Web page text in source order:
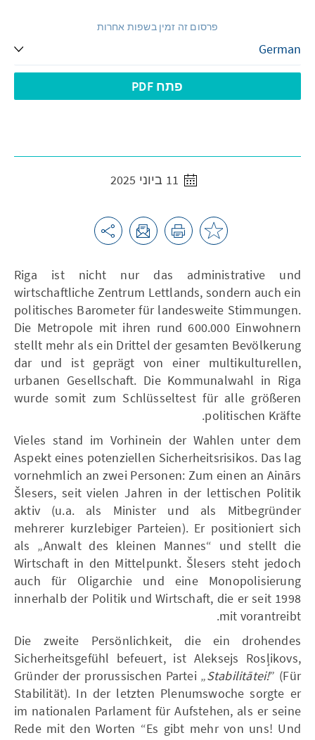
פרסום זה זמין בשפות אחרות
פתח PDF
Riga ist nicht nur das administrative und
wirtschaftliche Zentrum Lettlands, sondern auch ein
politisches Barometer für landesweite Stimmungen.
Die Metropole mit ihren rund 600.000 Einwohnern
stellt mehr als ein Drittel der gesamten Bevölkerung
dar und ist geprägt von einer multikulturellen,
urbanen Gesellschaft. Die Kommunalwahl in Riga
wurde somit zum Schlüsseltest für alle größeren
politischen Kräfte.
Vieles stand im Vorhinein der Wahlen unter dem
Aspekt eines potenziellen Sicherheitsrisikos. Das lag
vornehmlich an zwei Personen: Zum einen an Ainārs
Šlesers, seit vielen Jahren in der lettischen Politik
aktiv (u.a. als Minister und als Mitbegründer
mehrerer kurzlebiger Parteien). Er positioniert sich
als „Anwalt des kleinen Mannes“ und stellt die
Wirtschaft in den Mittelpunkt. Šlesers steht jedoch
auch für Oligarchie und eine Monopolisierung
innerhalb der Politik und Wirtschaft, die er seit 1998
mit vorantreibt.
Die zweite Persönlichkeit, die ein drohendes
Sicherheitsgefühl befeuert, ist Aleksejs Rosļikovs,
Gründer der prorussischen Partei „Stabilitātei!” (Für
Stabilität). In der letzten Plenumswoche sorgte er
im nationalen Parlament für Aufstehen, als er seine
Rede mit den Worten “Es gibt mehr von uns! Und